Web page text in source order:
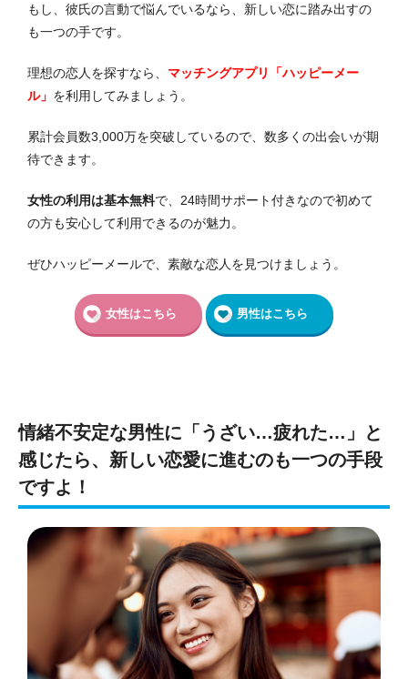
もし、彼氏の言動で悩んでいるなら、新しい恋に踏み出すの
も一つの手です。
理想の恋人を探すなら、 マッチングアプリ「ハッピーメー
ル」 を利用してみましょう。
累計会員数3,000万を突破しているので、数多くの出会いが期
待できます。
女性の利用は基本無料で、24時間サポート付きなので初めて
の方も安心して利用できるのが魅力。
ぜひハッピーメールで、素敵な恋人を見つけましょう。
女性はこちら 男性はこちら
情緒不安定な男性に「うざい…疲れた…」と
感じたら、新しい恋愛に進むのも一つの手段
ですよ！